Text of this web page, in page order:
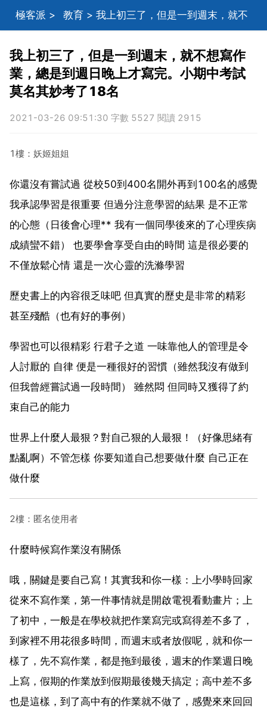
極客派 > 教育 > 我上初三了，但是一到週末，就不
想寫作業，總是到週日晚上才寫完。小期中考試莫名其
妙考了18名
我上初三了，但是一到週末，就不想寫作
業，總是到週日晚上才寫完。小期中考試
莫名其妙考了18名
2021-03-26 09:51:30 字數 5527 閱讀 2915
1樓：妖姬姐姐
你還沒有嘗試過 從校50到400名開外再到100名的感覺
我承認學習是很重要 但過分注意學習的結果 是不正常
的心態（日後會心理** 我有一個同學後來的了心理疾病
成績蠻不錯） 也要學會享受自由的時間 這是很必要的
不僅放鬆心情 還是一次心靈的洗滌學習
歷史書上的內容很乏味吧 但真實的歷史是非常的精彩
甚至殘酷（也有好的事例）
學習也可以很精彩 行君子之道 一味靠他人的管理是令
人討厭的 自律 便是一種很好的習慣（雖然我沒有做到
但我曾經嘗試過一段時間） 雖然悶 但同時又獲得了約
束自己的能力
世界上什麼人最狠？對自己狠的人最狠！（好像思緒有
點亂啊）不管怎樣 你要知道自己想要做什麼 自己正在
做什麼
2樓：匿名使用者
什麼時候寫作業沒有關係
哦，關鍵是要自己寫！其實我和你一樣：上小學時回家
從來不寫作業，第一件事情就是開啟電視看動畫片；上
了初中，一般是在學校就把作業寫完或寫得差不多了，
到家裡不用花很多時間，而週末或者放假呢，就和你一
樣了，先不寫作業，都是拖到最後，週末的作業週日晚
上寫，假期的作業放到假期最後幾天搞定；高中差不多
也是這樣，到了高中有的作業就不做了，感覺來來回回